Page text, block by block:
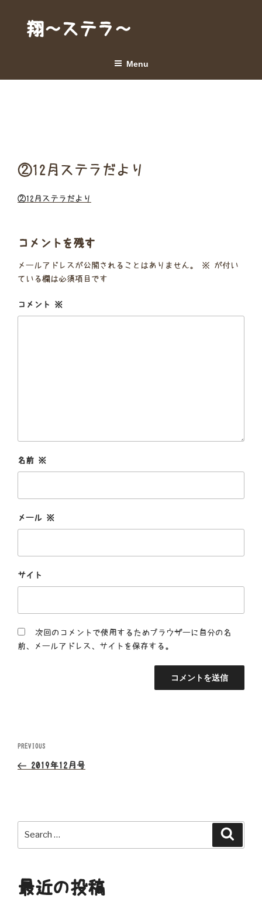
content翔～ステラ～
Menu
②12月ステラだより
②12月ステラだより
コメントを残す
メールアドレスが公開されることはありません。 ※ が付い
ている欄は必須項目です
コメント ※
名前 ※
メール ※
サイト
次回のコメントで使用するためブラウザーに自分の名
前、メールアドレス、サイトを保存する。
投
稿
ビ
ゲ
シ
Previous
Post
PREVIOUS
2019年12月号
最近の投稿